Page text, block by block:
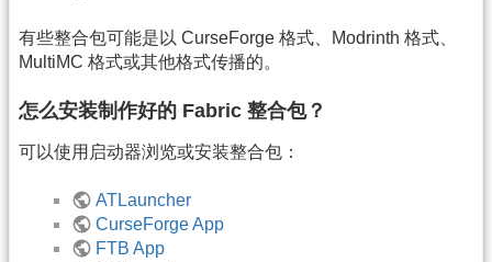
有些整合包可能是以 CurseForge 格式、Modrinth 格式、
MultiMC 格式或其他格式传播的。
怎么安装制作好的 Fabric 整合包？
可以使用启动器浏览或安装整合包：
ATLauncher
CurseForge App
FTB App